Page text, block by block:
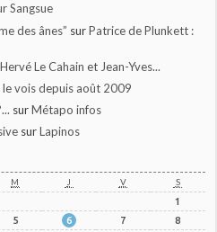
Sangsue
des ânes” surPatrice de Plunkett :
Le Cahain et Jean-Yves...
vois depuis août 2009
surMétapo infos
surLapinos
M J V S
1
5 6 7
8